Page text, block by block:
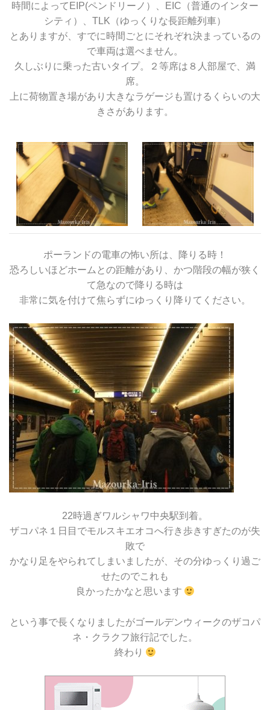
時間によってEIP(ペンドリーノ）、EIC（普通のインター
シティ）、TLK（ゆっくりな長距離列車）
とありますが、すでに時間ごとにそれぞれ決まっているの
で車両は選べません。
久しぶりに乗った古いタイプ。２等席は８人部屋で、満
席。
上に荷物置き場があり大きなラゲージも置けるくらいの大
きさがあります。
ポーランドの電車の怖い所は、降りる時！
恐ろしいほどホームとの距離があり、かつ階段の幅が狭く
て急なので降りる時は
非常に気を付けて焦らずにゆっくり降りてください。
22時過ぎワルシャワ中央駅到着。
ザコパネ１日目でモルスキエオコへ行き歩きすぎたのが失
敗で
かなり足をやられてしまいましたが、その分ゆっくり過ご
せたのでこれも
良かったかなと思います
という事で長くなりましたがゴールデンウィークのザコパ
ネ・クラクフ旅行記でした。
終わり